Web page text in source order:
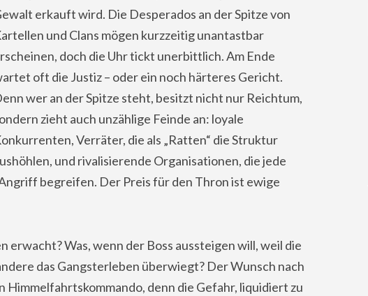
erkauft wird. Die Desperados an der Spitze von
und Clans mögen kurzzeitig unantastbar
doch die Uhr tickt unerbittlich. Am Ende
oft die Justiz – oder ein noch härteres Gericht.
wer an der Spitze steht, besitzt nicht nur Reichtum,
zieht auch unzählige Feinde an: loyale
Verräter, die als „Ratten“ die Struktur
und rivalisierende Organisationen, die jede
begreifen. Der Preis für den Thron ist ewige
erwacht? Was, wenn der Boss aussteigen will, weil die
das Gangsterleben überwiegt? Der Wunsch nach
Himmelfahrtskommando, denn die Gefahr, liquidiert zu